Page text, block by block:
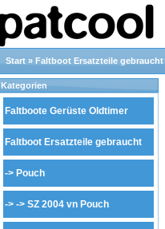
Start » Faltboot Ersatzteile gebraucht
Kategorien
Faltboote Gerüste Oldtimer
Faltboot Ersatzteile gebraucht
-> Pouch
-> -> SZ 2004 vn Pouch